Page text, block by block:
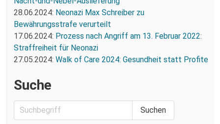
28.06.2024: Neonazi Max Schreiber zu
Bewährungsstrafe verurteilt
17.06.2024: Prozess nach Angriff am 13. Februar 2022:
Straffreiheit für Neonazi
27.05.2024: Walk of Care 2024: Gesundheit statt Profite
Suche